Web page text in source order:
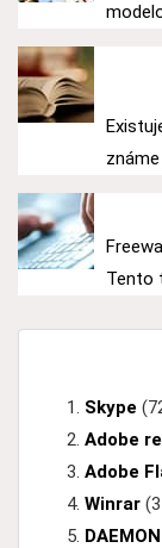
Tento
Skype
Adobe
Adobe
Winrar